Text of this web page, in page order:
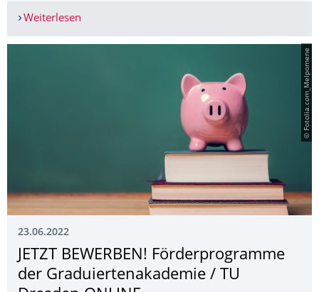
Weiterlesen
© Fotolia.com_Melpomene
23.06.2022
JETZT BEWERBEN! Förderprogramme
der Graduiertenakade­mie / TU